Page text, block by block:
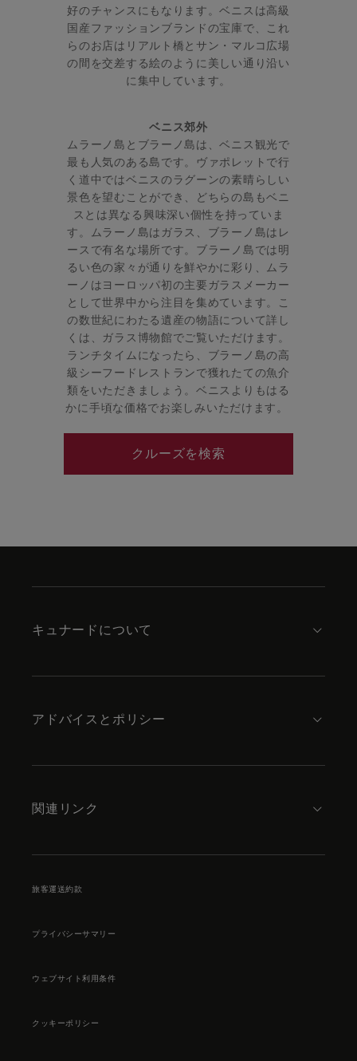
好のチャンスにもなります。ベニスは高級
国産ファッションブランドの宝庫で、これ
らのお店はリアルト橋とサン・マルコ広場
の間を交差する絵のように美しい通り沿い
に集中しています。
ベニス郊外
ムラーノ島とブラーノ島は、ベニス観光で
最も人気のある島です。ヴァポレットで行
く道中ではベニスのラグーンの素晴らしい
景色を望むことができ、どちらの島もベニ
スとは異なる興味深い個性を持っていま
す。ムラーノ島はガラス、ブラーノ島はレ
ースで有名な場所です。ブラーノ島では明
るい色の家々が通りを鮮やかに彩り、ムラ
ーノはヨーロッパ初の主要ガラスメーカー
として世界中から注目を集めています。こ
の数世紀にわたる遺産の物語について詳し
くは、ガラス博物館でご覧いただけます。
ランチタイムになったら、ブラーノ島の高
級シーフードレストランで獲れたての魚介
類をいただきましょう。ベニスよりもはる
かに手頃な価格でお楽しみいただけます。
クルーズを検索
キュナードについて
アドバイスとポリシー
関連リンク
旅客運送約款
プライバシーサマリー
ウェブサイト利用条件
クッキーポリシー